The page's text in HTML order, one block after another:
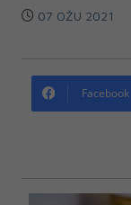
07 OŽU 2021
Facebook